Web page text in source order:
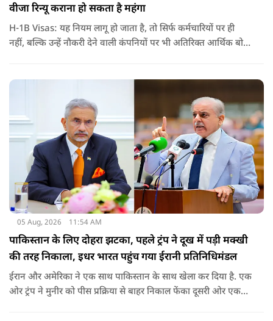
वीजा रिन्यू कराना हो सकता है महंगा
H-1B Visas: यह नियम लागू हो जाता है, तो सिर्फ कर्मचारियों पर ही
नहीं, बल्कि उन्हें नौकरी देने वाली कंपनियों पर भी अतिरिक्त आर्थिक बोझ
वीजा का समय-समय पर नवीनीकरण कराते हैं.
05 Aug, 2026 11:54 AM
पाकिस्तान के लिए दोहरा झटका, पहले ट्रंप ने दूख में पड़ी मक्खी
की तरह निकाला, इधर भारत पहुंच गया ईरानी प्रतिनिधिमंडल
ईरान और अमेरिका ने एक साथ पाकिस्तान के साथ खेला कर दिया है. एक
ओर ट्रंप ने मुनीर को पीस प्रक्रिया से बाहर निकाल फेंका दूसरी ओर एक